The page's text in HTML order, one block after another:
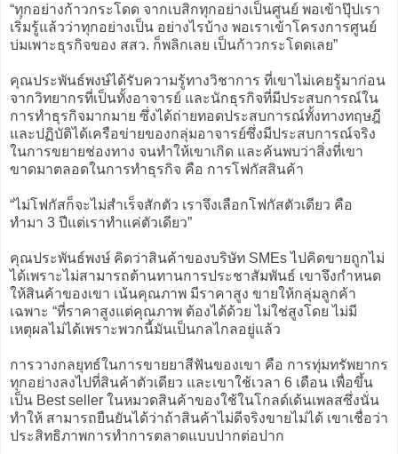
“ทุกอย่างก้าวกระโดด จากเบสิกทุกอย่างเป็นศูนย์ พอเข้าปุ๊ปเรา
เริ่มรู้แล้วว่าทุกอย่างเป็น อย่างไรบ้าง พอเราเข้าโครงการศูนย์
บ่มเพาะธุรกิจของ สสว. ก็พลิกเลย เป็นก้าวกระโดดเลย”
คุณประพันธ์พงษ์ได้รับความรู้ทางวิชาการ ที่เขาไม่เคยรู้มาก่อน
จากวิทยากรที่เป็นทั้งอาจารย์ และนักธุรกิจที่มีประสบการณ์ใน
การทำธุรกิจมากมาย ซึ่งได้ถ่ายทอดประสบการณ์ทั้งทางทฤษฎี
และปฏิบัติได้เครือข่ายของกลุ่มอาจารย์ซึ่งมีประสบการณ์จริง
ในการขยายช่องทาง จนทำให้เขาเกิด และค้นพบว่าสิ่งที่เขา
ขาดมาตลอดในการทำธุรกิจ คือ การโฟกัสสินค้า
“ไม่โฟกัสก็จะไม่สำเร็จสักตัว เราจึงเลือกโฟกัสตัวเดียว คือ
ทำมา 3 ปีแต่เราทำแค่ตัวเดียว”
คุณประพันธ์พงษ์ คิดว่าสินค้าของบริษัท SMEs ไปคิดขายถูกไม่
ได้เพราะไม่สามารถต้านทานการประชาสัมพันธ์ เขาจึงกำหนด
ให้สินค้าของเขา เน้นคุณภาพ มีราคาสูง ขายให้กลุ่มลูกค้า
เฉพาะ “ที่ราคาสูงแต่คุณภาพ ต้องได้ด้วย ไม่ใช่สูงโดย ไม่มี
เหตุผลไม่ได้เพราะพวกนี้มันเป็นกลไกลอยู่แล้ว
การวางกลยุทธ์ในการขายยาสีฟันของเขา คือ การทุ่มทรัพยากร
ทุกอย่างลงไปที่สินค้าตัวเดียว และเขาใช้เวลา 6 เดือน เพื่อขึ้น
เป็น Best seller ในหมวดสินค้าของใช้ในโกลด์เด้นเพลสซึ่งนั่น
ทำให้ สามารถยืนยันได้ว่าถ้าสินค้าไม่ดีจริงขายไม่ได้ เขาเชื่อว่า
ประสิทธิภาพการทำการตลาดแบบปากต่อปาก